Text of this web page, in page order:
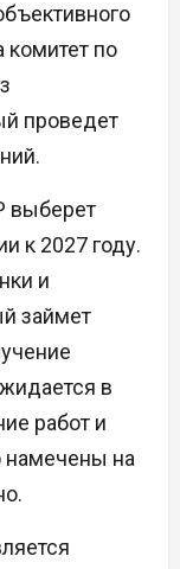
комитет по
проведет
выберет
к 2027 году.
и
займет
в
работ и
намечены на